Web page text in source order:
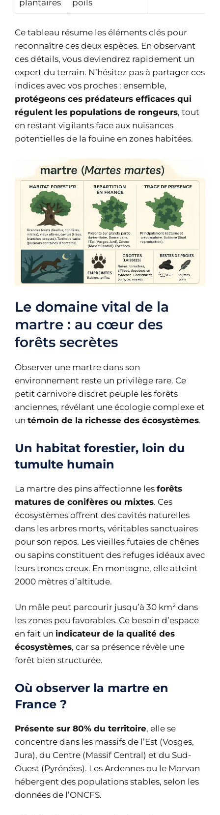
plantaires poils
Ce tableau résume les éléments clés pour
reconnaître ces deux espèces. En observant
ces détails, vous deviendrez rapidement un
expert du terrain. N’hésitez pas à partager ces
indices avec vos proches : ensemble,
protégeons ces prédateurs efficaces qui
régulent les populations de rongeurs, tout
en restant vigilants face aux nuisances
potentielles de la fouine en zones habitées.
Le domaine vital de la
martre : au cœur des
forêts secrètes
Observer une martre dans son
environnement reste un privilège rare. Ce
petit carnivore discret peuple les forêts
anciennes, révélant une écologie complexe et
un témoin de la richesse des écosystèmes.
Un habitat forestier, loin du
tumulte humain
La martre des pins affectionne les forêts
matures de conifères ou mixtes. Ces
écosystèmes offrent des cavités naturelles
dans les arbres morts, véritables sanctuaires
pour son repos. Les vieilles futaies de chênes
ou sapins constituent des refuges idéaux avec
leurs troncs creux. En montagne, elle atteint
2000 mètres d’altitude.
Un mâle peut parcourir jusqu’à 30 km² dans
les zones peu favorables. Ce besoin d’espace
en fait un indicateur de la qualité des
écosystèmes, car sa présence révèle une
forêt bien structurée.
Où observer la martre en
France ?
Présente sur 80% du territoire, elle se
concentre dans les massifs de l’Est (Vosges,
Jura), du Centre (Massif Central) et du Sud-
Ouest (Pyrénées). Les Ardennes ou le Morvan
hébergent des populations stables, selon les
données de l’ONCFS.